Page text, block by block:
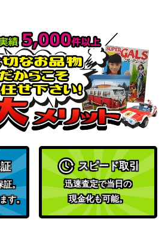
COLLECTION）
KONAMI
（IGNITION ASSAULT）
7,600
KONAMI 3,300
（インベイジョン・オ
ブ・ヴェノム）
1,700
（BLAZING VORTEX）
1,700
KONAMI
。
す。
スピード取引
迅速査定で当日の
現金化も可能。